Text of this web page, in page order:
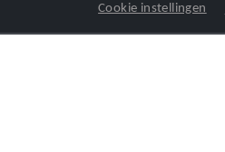
Cookie instellingen